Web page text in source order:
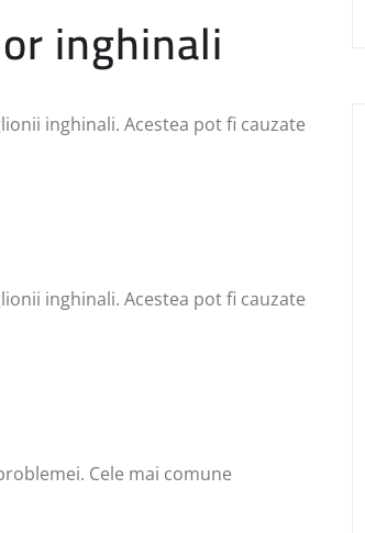
inghinali
inghinali. Acestea pot fi cauzate
inghinali. Acestea pot fi cauzate
Cele mai comune